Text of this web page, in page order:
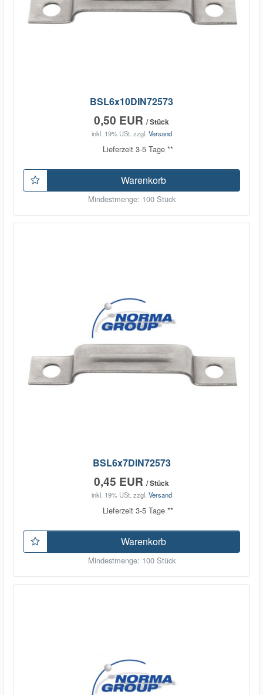
BSL6x10DIN72573
0,50 EUR / Stück
inkl. 19% USt. zzgl. Versand
Lieferzeit 3-5 Tage **
Warenkorb
Mindestmenge: 100 Stück
BSL6x7DIN72573
0,45 EUR / Stück
inkl. 19% USt. zzgl. Versand
Lieferzeit 3-5 Tage **
Warenkorb
Mindestmenge: 100 Stück